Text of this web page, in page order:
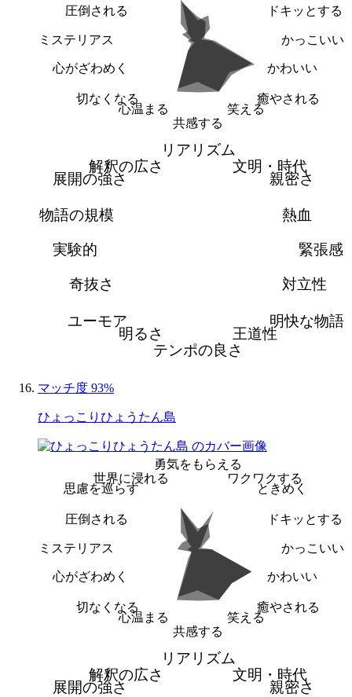
ドキッとする
かっこいい
かわいい
癒やされる
笑える
共感する
心温まる
切なくなる
心がざわめく
ミステリアス
圧倒される
リアリズム
文明・時代
親密さ
熱血
緊張感
対立性
明快な物語
王道性
テンポの良さ
明るさ
ユーモア
奇抜さ
実験的
物語の規模
展開の強さ
解釈の広さ
マッチ度 93%
ひょっこりひょうたん島
勇気をもらえる
ワクワクする
ときめく
ドキッとする
かっこいい
かわいい
癒やされる
笑える
共感する
心温まる
切なくなる
心がざわめく
ミステリアス
圧倒される
思慮を巡らす
世界に浸れる
リアリズム
文明・時代
親密さ
展開の強さ
解釈の広さ